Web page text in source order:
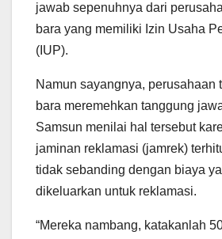
jawab sepenuhnya dari
bara yang memiliki Izin Usaha
(IUP).
Namun sayangnya, perusahaan
bara meremehkan tanggung
Samsun menilai hal tersebut
jaminan reklamasi (jamrek)
tidak sebanding dengan biaya
dikeluarkan untuk reklamasi.
“Mereka nambang, katakanlah